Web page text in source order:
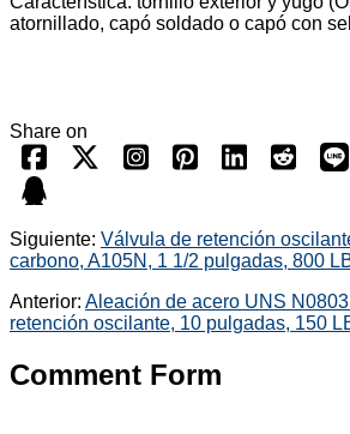
atornillado, capó soldado o capó con
Share on
Siguiente: Válvula de retención
carbono, A105N, 1 1/2 pulgadas, 800
Anterior: Aleación de acero UNS
retención oscilante, 10 pulgadas, 150
Comment Form